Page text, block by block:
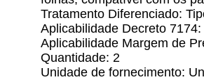
Tratamento Diferenciado:
Aplicabilidade Decreto 7174:
Aplicabilidade Margem de
Quantidade: 2
Unidade de fornecimento: